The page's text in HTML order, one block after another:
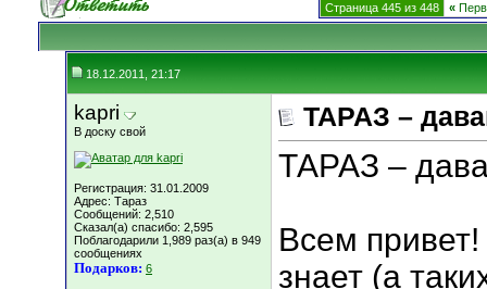
Страница 445 из 448 «
18.12.2011, 21:17
kapri
В доску свой
Регистрация: 31.01.2009
Адрес: Тараз
Сообщений: 2,510
Сказал(а) спасибо: 2,595
Поблагодарили 1,989 раз(а) в 949
сообщениях
Подарков: 6
ТАРАЗ –
ТАРАЗ –
Всем
знает (а